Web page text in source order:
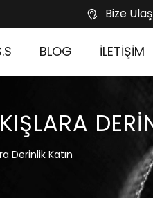
Bize
BLOG İLETİŞİM
Derinlik Katın